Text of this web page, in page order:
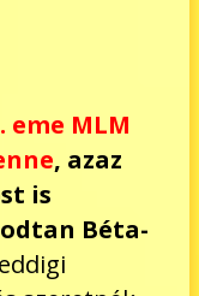
MLM
, azaz
is
Béta-